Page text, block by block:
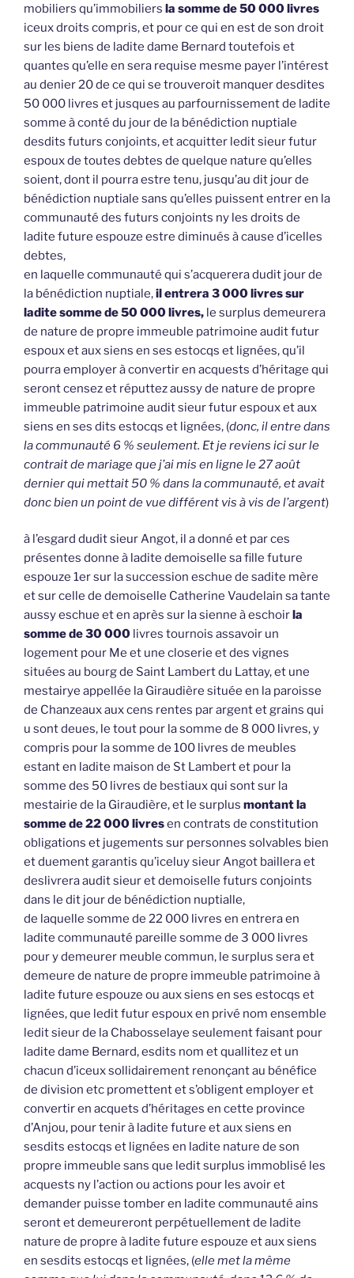
mobiliers qu’immobiliers la somme de 50 000 livres
iceux droits compris, et pour ce qui en est de son droit
sur les biens de ladite dame Bernard toutefois et
quantes qu’elle en sera requise mesme payer l’intérest
au denier 20 de ce qui se trouveroit manquer desdites
50 000 livres et jusques au parfournissement de ladite
somme à conté du jour de la bénédiction nuptiale
desdits futurs conjoints, et acquitter ledit sieur futur
espoux de toutes debtes de quelque nature qu’elles
soient, dont il pourra estre tenu, jusqu’au dit jour de
bénédiction nuptiale sans qu’elles puissent entrer en la
communauté des futurs conjoints ny les droits de
ladite future espouze estre diminués à cause d’icelles
debtes,
en laquelle communauté qui s’acquerera dudit jour de
la bénédiction nuptiale,il entrera 3 000 livres sur
ladite somme de 50 000 livres, le surplus demeurera
de nature de propre immeuble patrimoine audit futur
espoux et aux siens en ses estocqs et lignées, qu’il
pourra employer à convertir en acquests d’héritage qui
seront censez et réputtez aussy de nature de propre
immeuble patrimoine audit sieur futur espoux et aux
siens en ses dits estocqs et lignées, (donc, il entre dans
la communauté 6 % seulement. Et je reviens ici sur le
contrait de mariage que j’ai mis en ligne le 27 août
dernier qui mettait 50 % dans la communauté, et avait
donc bien un point de vue différent vis à vis de l’argent)
à l’esgard dudit sieur Angot, il a donné et par ces
présentes donne à ladite demoiselle sa fille future
espouze 1er sur la succession eschue de sadite mère
et sur celle de demoiselle Catherine Vaudelain sa tante
aussy eschue et en après sur la sienne à eschoirla
somme de 30 000 livres tournois assavoir un
logement pour Me et une closerie et des vignes
situées au bourg de Saint Lambert du Lattay, et une
mestairye appellée la Giraudière située en la paroisse
de Chanzeaux aux cens rentes par argent et grains qui
u sont deues, le tout pour la somme de 8 000 livres, y
compris pour la somme de 100 livres de meubles
estant en ladite maison de St Lambert et pour la
somme des 50 livres de bestiaux qui sont sur la
mestairie de la Giraudière, et le surplus montant la
somme de 22 000 livresen contrats de constitution
obligations et jugements sur personnes solvables bien
et duement garantis qu’iceluy sieur Angot baillera et
deslivrera audit sieur et demoiselle futurs conjoints
dans le dit jour de bénédiction nuptialle,
de laquelle somme de 22 000 livres en entrera en
ladite communauté pareille somme de 3 000 livres
pour y demeurer meuble commun, le surplus sera et
demeure de nature de propre immeuble patrimoine à
ladite future espouze ou aux siens en ses estocqs et
lignées, que ledit futur espoux en privé nom ensemble
ledit sieur de la Chabosselaye seulement faisant pour
ladite dame Bernard, esdits nom et quallitez et un
chacun d’iceux sollidairement renonçant au bénéfice
de division etc promettent et s’obligent employer et
convertir en acquets d’héritages en cette province
d’Anjou, pour tenir à ladite future et aux siens en
sesdits estocqs et lignées en ladite nature de son
propre immeuble sans que ledit surplus immoblisé les
acquests ny l’action ou actions pour les avoir et
demander puisse tomber en ladite communauté ains
seront et demeureront perpétuellement de ladite
nature de propre à ladite future espouze et aux siens
en sesdits estocqs et lignées, (elle met la même